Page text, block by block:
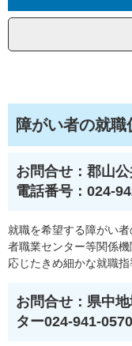
へ
障がい者の就職
お問合せ：郡山
電話番号：024-
就職を希望する障がい
者職業センター等関係
応じたきめ細かな就職
お問合せ：県中
ター024-941-0570